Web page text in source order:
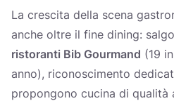
La crescita della scena
anche oltre il fine dining:
ristoranti Bib Gourmand (19
anno), riconoscimento
propongono cucina di qualità